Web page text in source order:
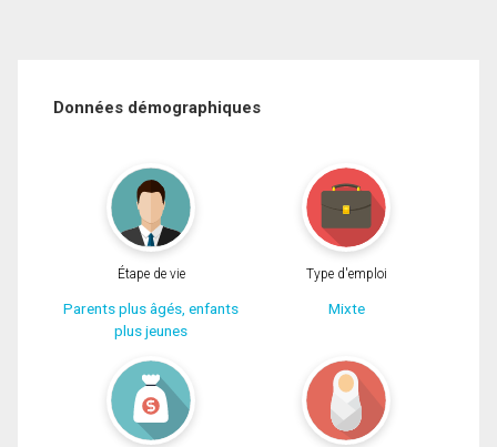
Données démographiques
Étape de vie
Parents plus âgés, enfants
plus jeunes
Type d'emploi
Mixte